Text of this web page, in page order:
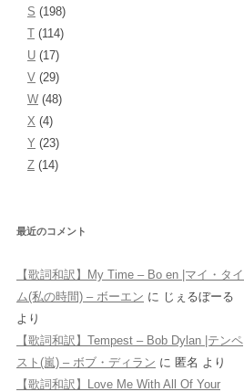
S (198)
T (114)
U (17)
V (29)
W (48)
X (4)
Y (23)
Z (14)
最近のコメント
【歌詞和訳】My Time – Bo en |マイ・タイ
ム(私の時間) – ボーエン に じぇるぼーる
より
【歌詞和訳】Tempest – Bob Dylan |テンペ
スト(嵐) – ボブ・ディラン に 匿名 より
【歌詞和訳】Love Me With All Of Your